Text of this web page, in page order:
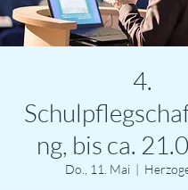
4.
ng, bis ca.
Do., 11. Mai
  |